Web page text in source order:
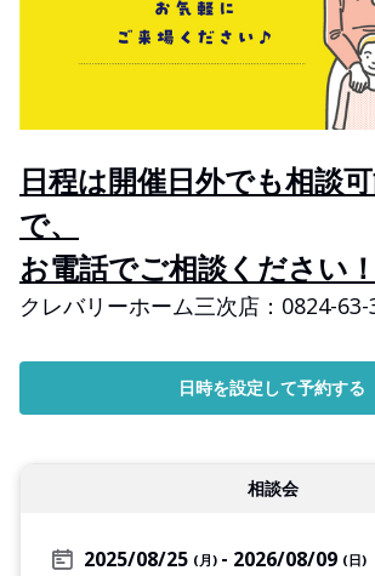
日程は開催日外でも相談
で、
お電話でご相談ください！
クレバリーホーム三次店：0824-
日時を設定して予約する
相談会
2025/08/25 (月) 2026/08/09 (日)